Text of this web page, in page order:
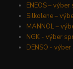
ENEOS –
Silkolene –
MANNOL –
NGK - výber
DENSO -